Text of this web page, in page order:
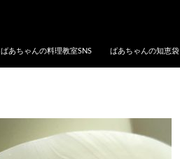
ばあちゃんの料理教室SNS ばあちゃんの知恵袋